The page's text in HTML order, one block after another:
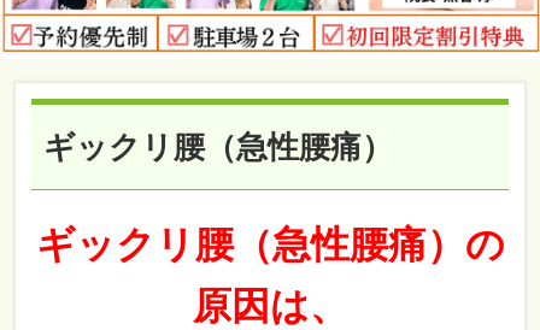
ギックリ腰（急性腰痛）
ギックリ腰（急性腰痛）の
原因は、